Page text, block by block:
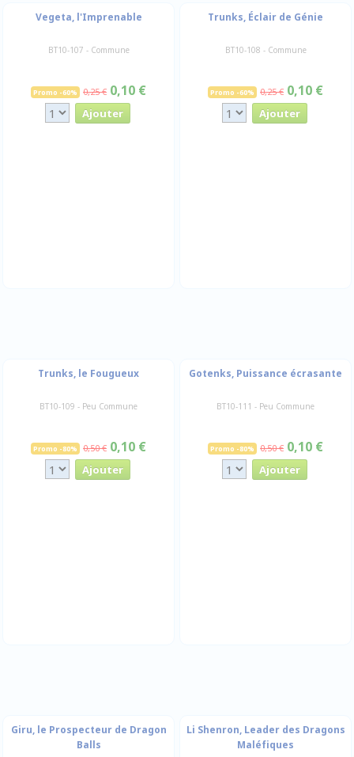
Vegeta, l'Imprenable
BT10-107 - Commune
Promo -60% 0,25 € 0,10 €
Trunks, Éclair de Génie
BT10-108 - Commune
Promo -60% 0,25 € 0,10 €
Trunks, le Fougueux
BT10-109 - Peu Commune
Promo -80% 0,50 € 0,10 €
Gotenks, Puissance écrasante
BT10-111 - Peu Commune
Promo -80% 0,50 € 0,10 €
Giru, le Prospecteur de Dragon
Balls
Li Shenron, Leader des Dragons
Maléfiques